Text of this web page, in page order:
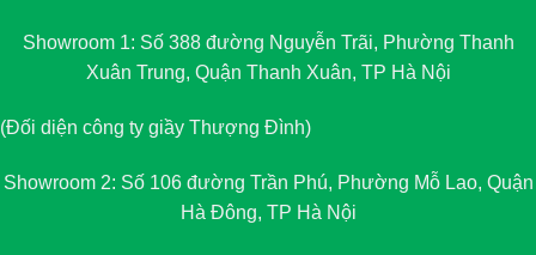
Showroom 1: Số 388 đường Nguyễn Trãi, Phường Thanh
Xuân Trung, Quận Thanh Xuân, TP Hà Nội
(Đối diện công ty giầy Thượng Đình)
Showroom 2: Số 106 đường Trần Phú, Phường Mỗ Lao, Quận
Hà Đông, TP Hà Nội